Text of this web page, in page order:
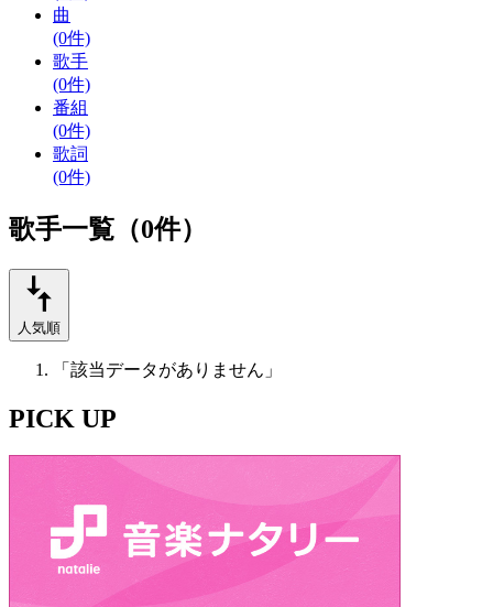
曲
(0件)
歌手
(0件)
番組
(0件)
歌詞
(0件)
歌手一覧（0件）
人気順
「該当データがありません」
PICK UP